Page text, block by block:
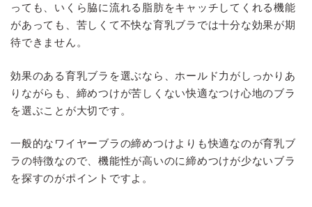
っても、いくら脇に流れる脂肪をキャッチしてくれる機能
があっても、苦しくて不快な育乳ブラでは十分な効果が期
待できません。
効果のある育乳ブラを選ぶなら、ホールド力がしっかりあ
りながらも、締めつけが苦しくない快適なつけ心地のブラ
を選ぶことが大切です。
一般的なワイヤーブラの締めつけよりも快適なのが育乳ブ
ラの特徴なので、機能性が高いのに締めつけが少ないブラ
を探すのがポイントですよ。